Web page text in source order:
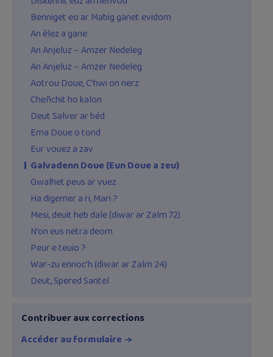
Benniget eo ar Mabig ganet evidom
An êlez a gane
An Anjeluz – Amzer Nedeleg
An Anjeluz – Amzer Nedeleg
Aotrou Doue, C’hwi on nerz
Cheñchit ho kalon
Deut Salver ar béd
Ema Doue o tond
Eur vouez a zav
Galvadenn Doue (Eun Doue a zeu)
Gwalhet peus ar vuez
Ha digemer a ri, Mari ?
Mesi, deuit heb dale (diwar ar Zalm 72)
N’on eus netra deom
Peur e teuio ?
War-zu ennoc’h (diwar ar Zalm 24)
Deut, Spered Santel
Contribuer aux corrections
Accéder au formulaire